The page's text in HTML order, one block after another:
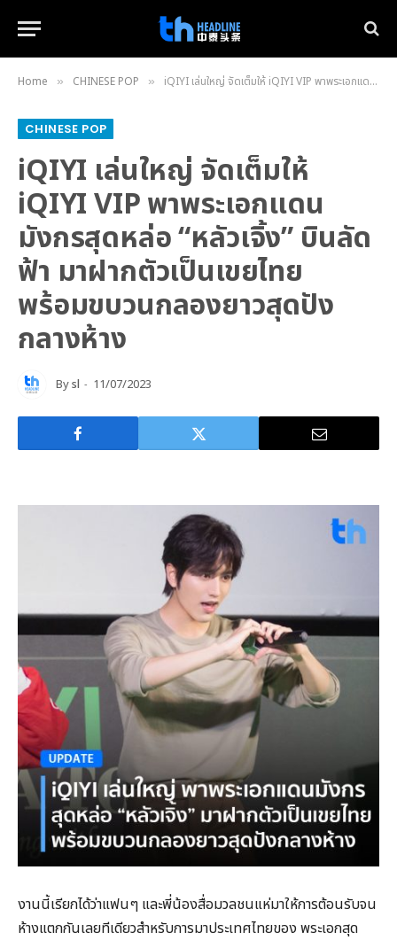
Home » CHINESE POP » iQIYI เล่นใหญ่ จัดเต็มให้ iQIYI VIP พาพระเอกแดนมังกรสุดหล่อ “หลัวเจิ้ง” บินลัดฟ้า มาฝากตัวเป็นเขยไทย พร้อมขบวนกลองยาวสุดปังกลางห้าง
CHINESE POP
iQIYI เล่นใหญ่ จัดเต็มให้
iQIYI VIP พาพระเอกแดน
มังกรสุดหล่อ “หลัวเจิ้ง” บินลัด
ฟ้า มาฝากตัวเป็นเขยไทย
พร้อมขบวนกลองยาวสุดปัง
กลางห้าง
Bysl 11/07/2023
งานนี้เรียกได้ว่าแฟนๆ และพี่น้องสื่อมวลชนแห่มาให้การต้อนรับจน
ห้างแตกกันเลยทีเดียวสำหรับการมาประเทศไทยของ พระเอกสุด